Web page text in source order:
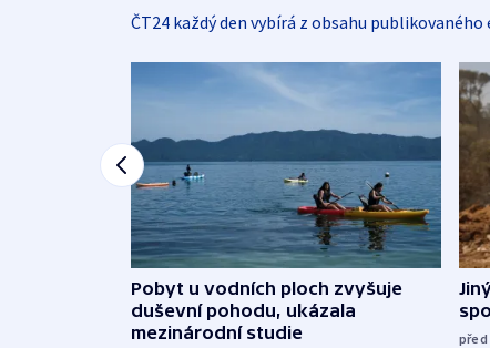
ČT24 každý den vybírá z obsahu
Pobyt u vodních ploch zvyšuje
duševní pohodu, ukázala
mezinárodní studie
před